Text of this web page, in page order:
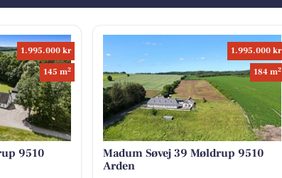
1.995.000 kr
145 m2
9510
1.995.000 kr
184 m2
Madum Søvej 39 Møldrup 9510
Arden